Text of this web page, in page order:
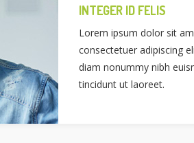
INTEGER ID FELIS
Lorem ipsum dolor sit
consectetuer adipiscing
diam nonummy nibh
tincidunt ut laoreet.